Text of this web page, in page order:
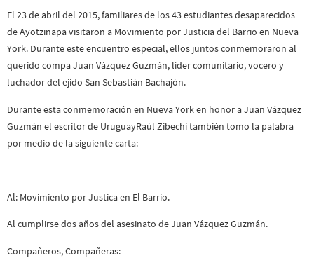
El 23 de abril del 2015, familiares de los 43 estudiantes desaparecidos
de Ayotzinapa visitaron a Movimiento por Justicia del Barrio en Nueva
York. Durante este encuentro especial, ellos juntos conmemoraron al
querido compa Juan Vázquez Guzmán, líder comunitario, vocero y
luchador del ejido San Sebastián Bachajón.
Durante esta conmemoración en Nueva York en honor a Juan Vázquez
Guzmán el escritor de UruguayRaúl Zibechi también tomo la palabra
por medio de la siguiente carta:
Al: Movimiento por Justica en El Barrio.
Al cumplirse dos años del asesinato de Juan Vázquez Guzmán.
Compañeros, Compañeras: